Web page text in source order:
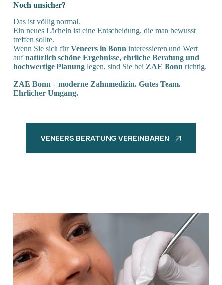
Noch unsicher?
Das ist völlig normal.
Ein neues Lächeln ist eine Entscheidung, die man bewusst
treffen sollte.
Wenn Sie sich fürVeneers in Bonn interessieren und Wert
aufnatürlich schöne Ergebnisse, ehrliche Beratung und
hochwertige Planunglegen, sind Sie bei ZAE Bonn richtig.
ZAE Bonn – moderne Zahnmedizin. Gutes Team.
Ehrlicher Umgang.
VENEERS BERATUNG VEREINBAREN